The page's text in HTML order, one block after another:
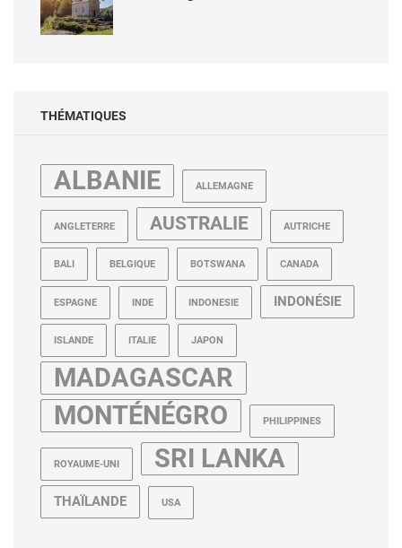
THÉMATIQUES
ALBANIE ALLEMAGNE
ANGLETERRE AUSTRALIE AUTRICHE
BALI BELGIQUE BOTSWANA CANADA
ESPAGNE INDE INDONESIE INDONÉSIE
ISLANDE ITALIE JAPON
MADAGASCAR
MONTÉNÉGRO
PHILIPPINES
ROYAUME-UNI SRI LANKA
THAÏLANDE USA